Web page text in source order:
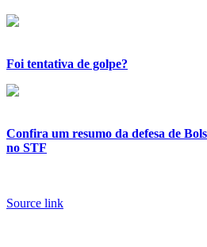
Foi tentativa de golpe?
Confira um resumo da defesa de
no STF
Source link